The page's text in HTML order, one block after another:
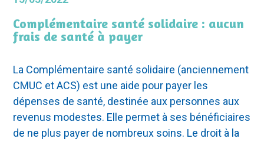
Complémentaire santé solidaire : aucun
frais de santé à payer
La Complémentaire santé solidaire (anciennement
CMUC et ACS) est une aide pour payer les
dépenses de santé, destinée aux personnes aux
revenus modestes. Elle permet à ses bénéficiaires
de ne plus payer de nombreux soins. Le droit à la